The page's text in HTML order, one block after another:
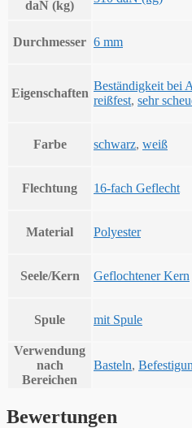
daN (kg)
Durchmesser 6 mm
Eigenschaften
Beständigkeit bei
reißfest, sehr
Farbe schwarz, weiß
Flechtung 16-fach Geflecht
Material Polyester
Seele/Kern Geflochtener Kern
Spule mit Spule
Verwendung
nach
Bereichen
Basteln,
Bewertungen